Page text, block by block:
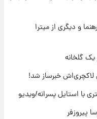
ترین تانک جهان آشنا
و سایپا امروز شنبه
و دیگری از میترا
یک گلخانه
لاکچری‌اش خبرساز شد!
با استایل پسرانه/ویدیو
پیروزفر